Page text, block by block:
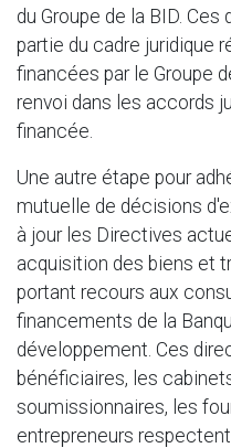
du Groupe de la BID.
partie du cadre juridique
financées par le Groupe
renvoi dans les accords
financée.
Une autre étape pour
mutuelle de décisions
à jour les Directives
acquisition des biens et
portant recours aux
financements de la
développement. Ces
bénéficiaires, les
soumissionnaires, les
entrepreneurs